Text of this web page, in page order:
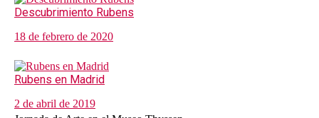
Descubrimiento Rubens
18 de febrero de 2020
Rubens en Madrid
2 de abril de 2019